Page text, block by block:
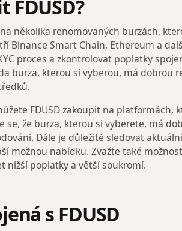
FDUSD?
na několika renomovaných burzách,
Binance Smart Chain, Ethereum a
proces a zkontrolovat poplatky
burza, kterou si vyberou, má dobrou
FDUSD zakoupit na platformách,
se, že burza, kterou si vyberete, má
Dále je důležité sledovat
možnou nabídku. Zvažte také
nižší poplatky a větší soukromí.
s FDUSD